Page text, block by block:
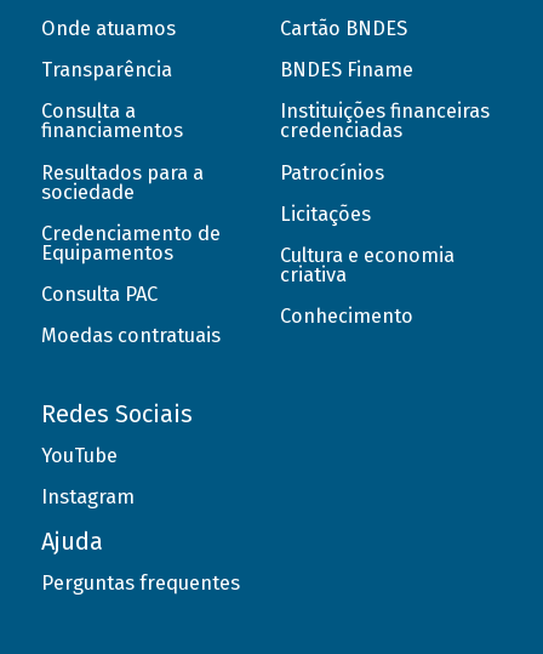
Onde atuamos
Transparência
Consulta a
financiamentos
Resultados para a
sociedade
Credenciamento de
Equipamentos
Consulta PAC
Moedas contratuais
Cartão BNDES
BNDES Finame
Instituições financeiras
credenciadas
Patrocínios
Licitações
Cultura e economia
criativa
Conhecimento
Redes Sociais
YouTube
Instagram
Ajuda
Perguntas frequentes